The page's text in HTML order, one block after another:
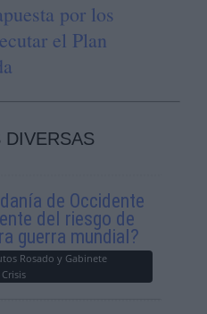
por los
el Plan
DIVERSAS
de Occidente
del riesgo de
guerra mundial?
Rosado y Gabinete